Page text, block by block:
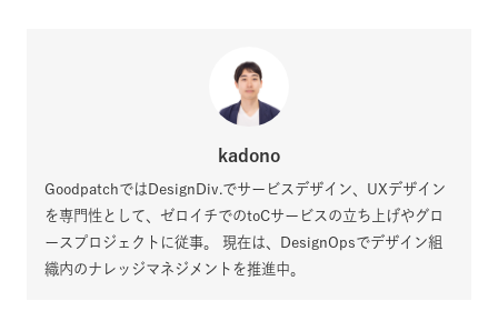
kadono
GoodpatchではDesignDiv.でサービスデザイン、UXデザイン
を専門性として、ゼロイチでのtoCサービスの立ち上げやグロ
ースプロジェクトに従事。 現在は、DesignOpsでデザイン組
織内のナレッジマネジメントを推進中。